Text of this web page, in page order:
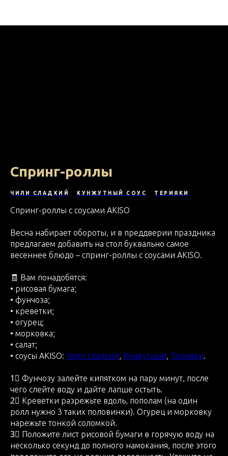
Спринг-роллы
ЧИЛИ СЛАДКИЙ КУНЖУТНЫЙ СОУС ТЕРИЯКИ
Спринг-роллы с соусами AKISO
Весна набирает обороты, и в преддверии праздника
предлагаем добавить на стол буквально самое
весеннее блюдо – спринг-роллы с соусами AKISO.
🧾 Вам понадобятся:
• рисовая бумага;
• фунчоза;
• креветки;
• огурец;
• морковка;
• салат;
• соусы AKISO: Чили сладкий Кунжутный Терияки
1⃣ Фунчозу залейте кипятком на пару минут, после
чего слейте воду и дайте лапше остыть.
2⃣ Креветки разрежьте вдоль, пополам (на один
ролл нужно 3 таких половинки). Огурец и морковку
нарежьте тонкой соломкой.
3⃣ Положите лист рисовой бумаги в горячую воду на
несколько секунд до полного намокания, после этого